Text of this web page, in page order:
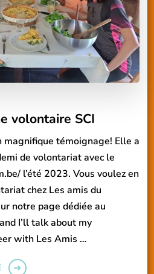
volontaire SCI
magnifique témoignage! Elle a
de volontariat avec le
l’été 2023. Vous voulez en
chez Les amis du
notre page dédiée au
I’ll talk about my
with Les Amis …